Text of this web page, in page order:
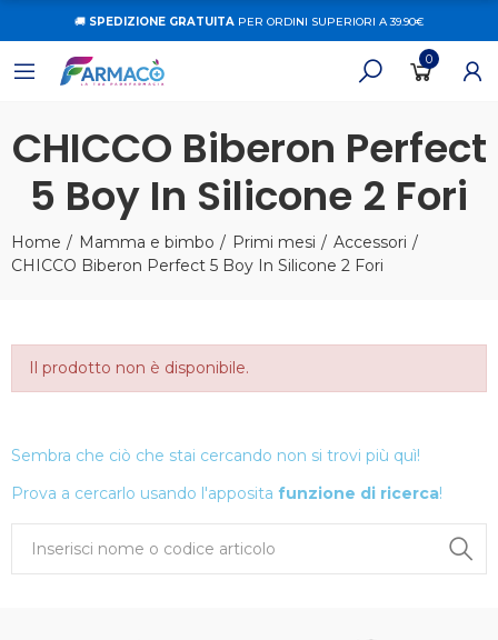
🚚 SPEDIZIONE GRATUITAPER ORDINI SUPERIORI A 39.90€
0
CHICCO Biberon Perfect
5 Boy In Silicone 2 Fori
Home Mamma e bimbo Primi mesi
Accessori
CHICCO Biberon Perfect 5 Boy In Silicone 2 Fori
Il prodotto non è disponibile.
Sembra che ciò che stai cercando non si trovi più quì!
Prova a cercarlo usando l'apposita funzione di ricerca!